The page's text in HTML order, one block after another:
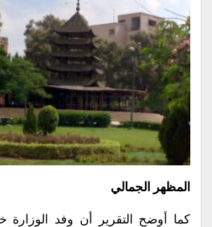
المظهر الجمالي
كما أوضح التقرير أن وفد